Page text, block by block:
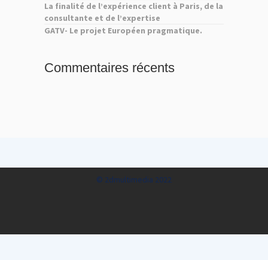
La finalité de l’expérience client à Paris, de la
consultante et de l’expertise
GATV- Le projet Européen pragmatique.
Commentaires récents
© 2dmultimedia 2022